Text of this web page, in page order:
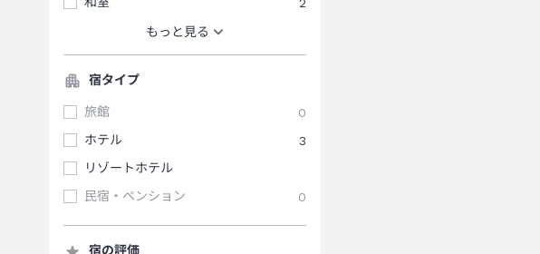
もっと見る
宿タイプ
旅館
0
ホテル
3
リゾートホテル
民宿・ペンション
0
宿の評価